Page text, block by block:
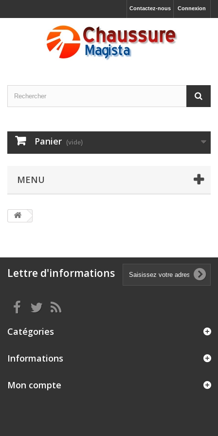
Connexion
Contactez-nous
Panier (vide)
MENU
Lettre d'informations
Catégories
Informations
Mon compte